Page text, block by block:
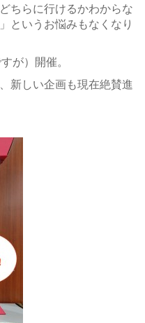
ちらに行けるかわからな
というお悩みもなくなり
が）開催。
新しい企画も現在絶賛進